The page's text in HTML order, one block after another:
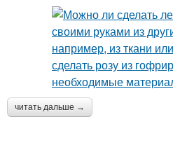
читать дальше →